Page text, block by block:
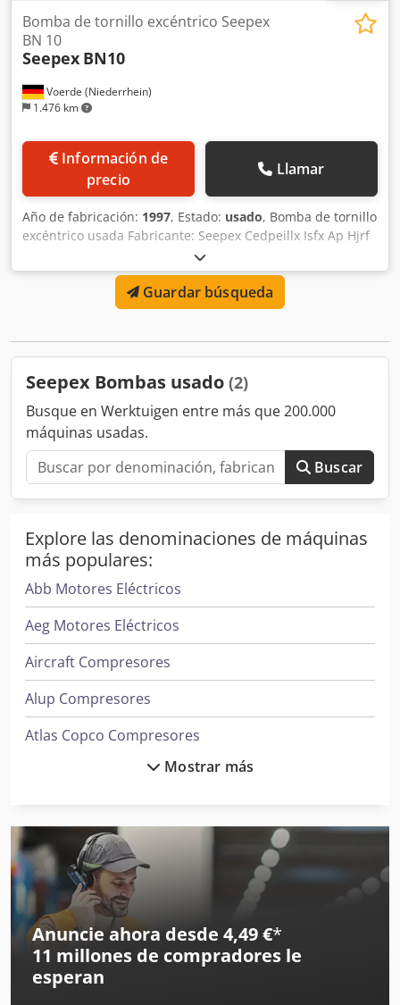
Voerde (Niederrhein)
1.476 km
Bomba de tornillo excéntrico Seepex
BN 10
Seepex BN10
Información de
precio
Llamar
Año de fabricación: 1997, Estado: usado, Bomba de tornillo
excéntrico usada Fabricante: Seepex Cedpeillx Isfx Ap Hjrf
Tipo: BN10 Año de fabricación: 1997 Caudal: 0,5-12 m³/h
Velocidad de rotación: 40-430 min⁻¹/rpm Presión: 16 bar
¿Está buscando una bomba específica? Tenemos otras
bombas usadas en stock; no dude en consultarnos.
Guardar búsqueda
Seepex Bombas usado (2)
Busque en Werktuigen entre más que 200.000
máquinas usadas.
Buscar
Explore las denominaciones de máquinas
más populares:
Abb Motores Eléctricos
Aeg Motores Eléctricos
Aircraft Compresores
Alup Compresores
Atlas Copco Compresores
Atlas Copco Compresores De Tornillo
Becker Bombas
Boge Compresores
Bosch Herramientas
Busch Bombas
Ceccato Compresores
Mostrar más
Anuncie ahora desde 4,49 €*
11 millones de compradores le
esperan